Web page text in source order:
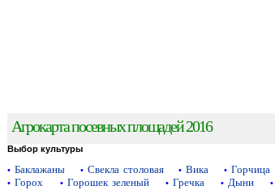
Агрокарта посевных площадей 2016
Выбор культуры
• Баклажаны • Свекла столовая • Вика • Горчица
• Горох • Горошек зеленый • Гречка • Дыни •